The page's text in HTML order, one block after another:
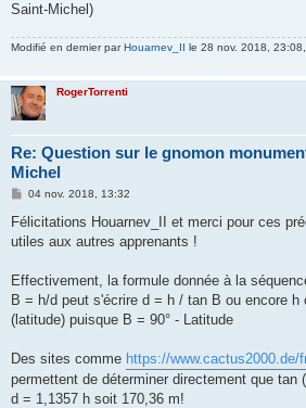
Saint-Michel)
Modifié en dernier parHouarnev_II le 28 nov. 2018,
RogerTorrenti
Re: Question sur le gnomon
Michel
M
s
a
04 nov. 2018, 13:32
Félicitations Houarnev_II et merci pour ces
utiles aux autres apprenants !
Effectivement, la formule donnée à la
B = h/d peut s'écrire d = h / tan B ou encore h
(latitude) puisque B = 90° - Latitude
Des sites comme https://www.cactus2000.de/
permettent de déterminer directement que tan
d = 1,1357 h soit 170,36 m!